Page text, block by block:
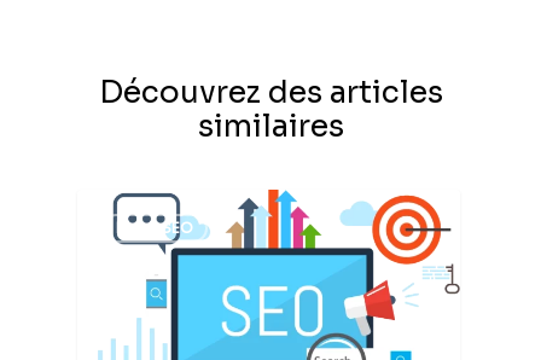
Découvrez des articles
similaires
BLOG SEO